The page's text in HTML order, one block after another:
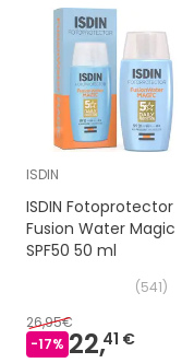
ISDIN
ISDIN Fotoprotector
Fusion Water Magic
SPF50 50 ml
(541)
26,95€
-17% 22,41 €